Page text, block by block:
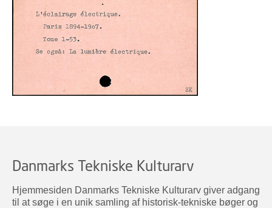
Danmarks Tekniske Kulturarv
Hjemmesiden Danmarks Tekniske Kulturarv giver adgang
til at søge i en unik samling af historisk-tekniske bøger og